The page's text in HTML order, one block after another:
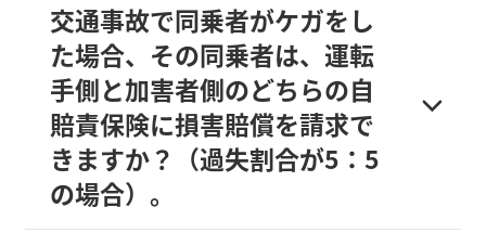
交通事故で同乗者がケガをし
た場合、その同乗者は、運転
手側と加害者側のどちらの自
賠責保険に損害賠償を請求で
きますか？（過失割合が5：5
の場合）。